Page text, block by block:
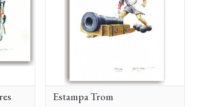
Estampa Trom